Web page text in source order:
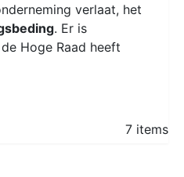
verlaat, het
. Er is
Hoge Raad heeft
7 items